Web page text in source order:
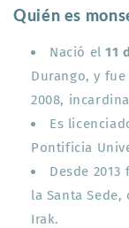
Quién es
Nació el11
Durango, y
2008,
Es
Pontificia
Desde
la Santa
Irak.